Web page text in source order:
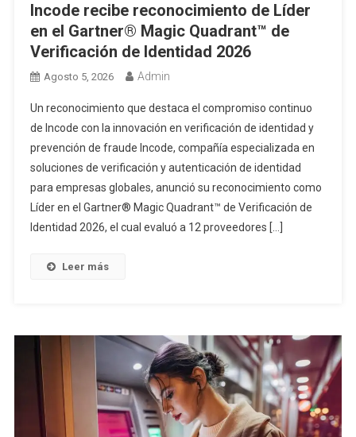
Incode recibe reconocimiento de Líder
en el Gartner® Magic Quadrant™ de
Verificación de Identidad 2026
Agosto 5, 2026 Admin
Un reconocimiento que destaca el compromiso continuo
de Incode con la innovación en verificación de identidad y
prevención de fraude Incode, compañía especializada en
soluciones de verificación y autenticación de identidad
para empresas globales, anunció su reconocimiento como
Líder en el Gartner® Magic Quadrant™ de Verificación de
Identidad 2026, el cual evaluó a 12 proveedores […]
Leer más